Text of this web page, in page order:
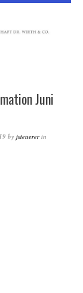
Juni
by jsteuererin